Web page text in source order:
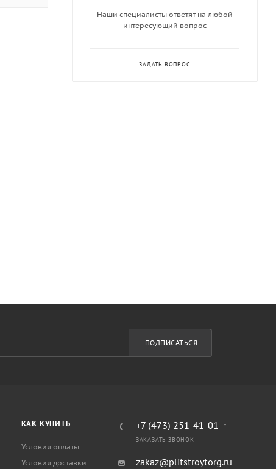
Наши специалисты ответят на любой
интересующий вопрос
ЗАДАТЬ ВОПРОС
ПОДПИСАТЬСЯ
КАК КУПИТЬ
Условия оплаты
Условия доставки
+7 (473) 251-41-01
ЗАКАЗАТЬ ЗВОНОК
zakaz@plitstroytorg.ru